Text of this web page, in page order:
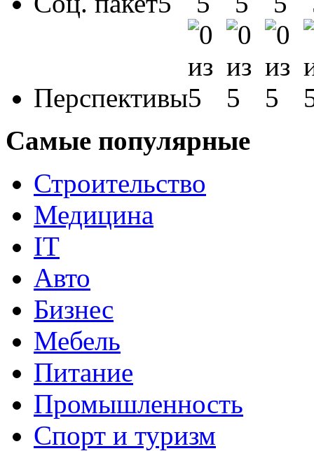
Перспективы
Самые популярные
Строительство
Медицина
IT
Авто
Бизнес
Мебель
Питание
Промышленность
Спорт и туризм